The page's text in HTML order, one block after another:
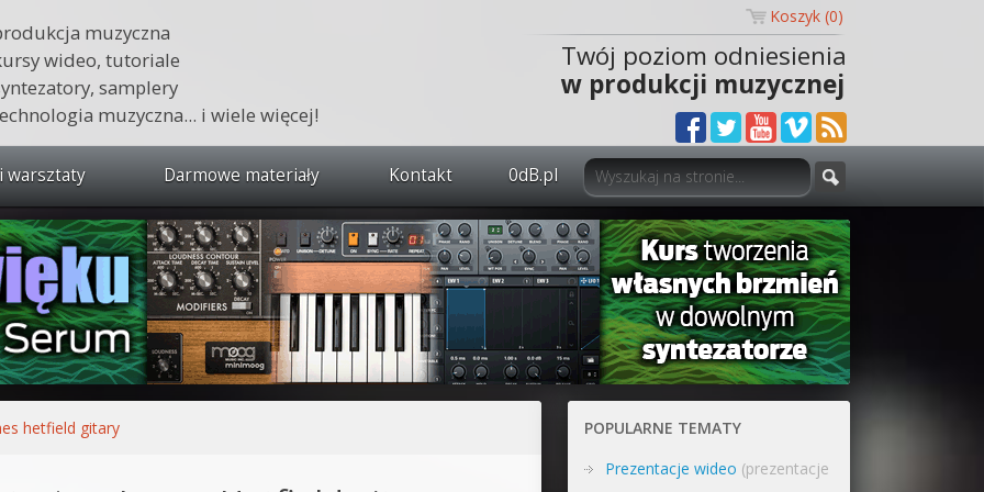
muzyczna
wideo, tutoriale
samplery
muzyczna... i wiele więcej!
Koszyk (0)
Twój poziom odniesienia
w produkcji muzycznej
warsztaty
kursy i warsztaty
🔥
muzyczna w praktyce
od podstaw
Darmowe materiały Kontakt 0dB.pl
0dB.pl - informacje
Newsletter
Materiały dla mediów
Archiwum aktualności
hetfield gitary
POPULARNE TEMATY
Prezentacje wideo (prezentacje